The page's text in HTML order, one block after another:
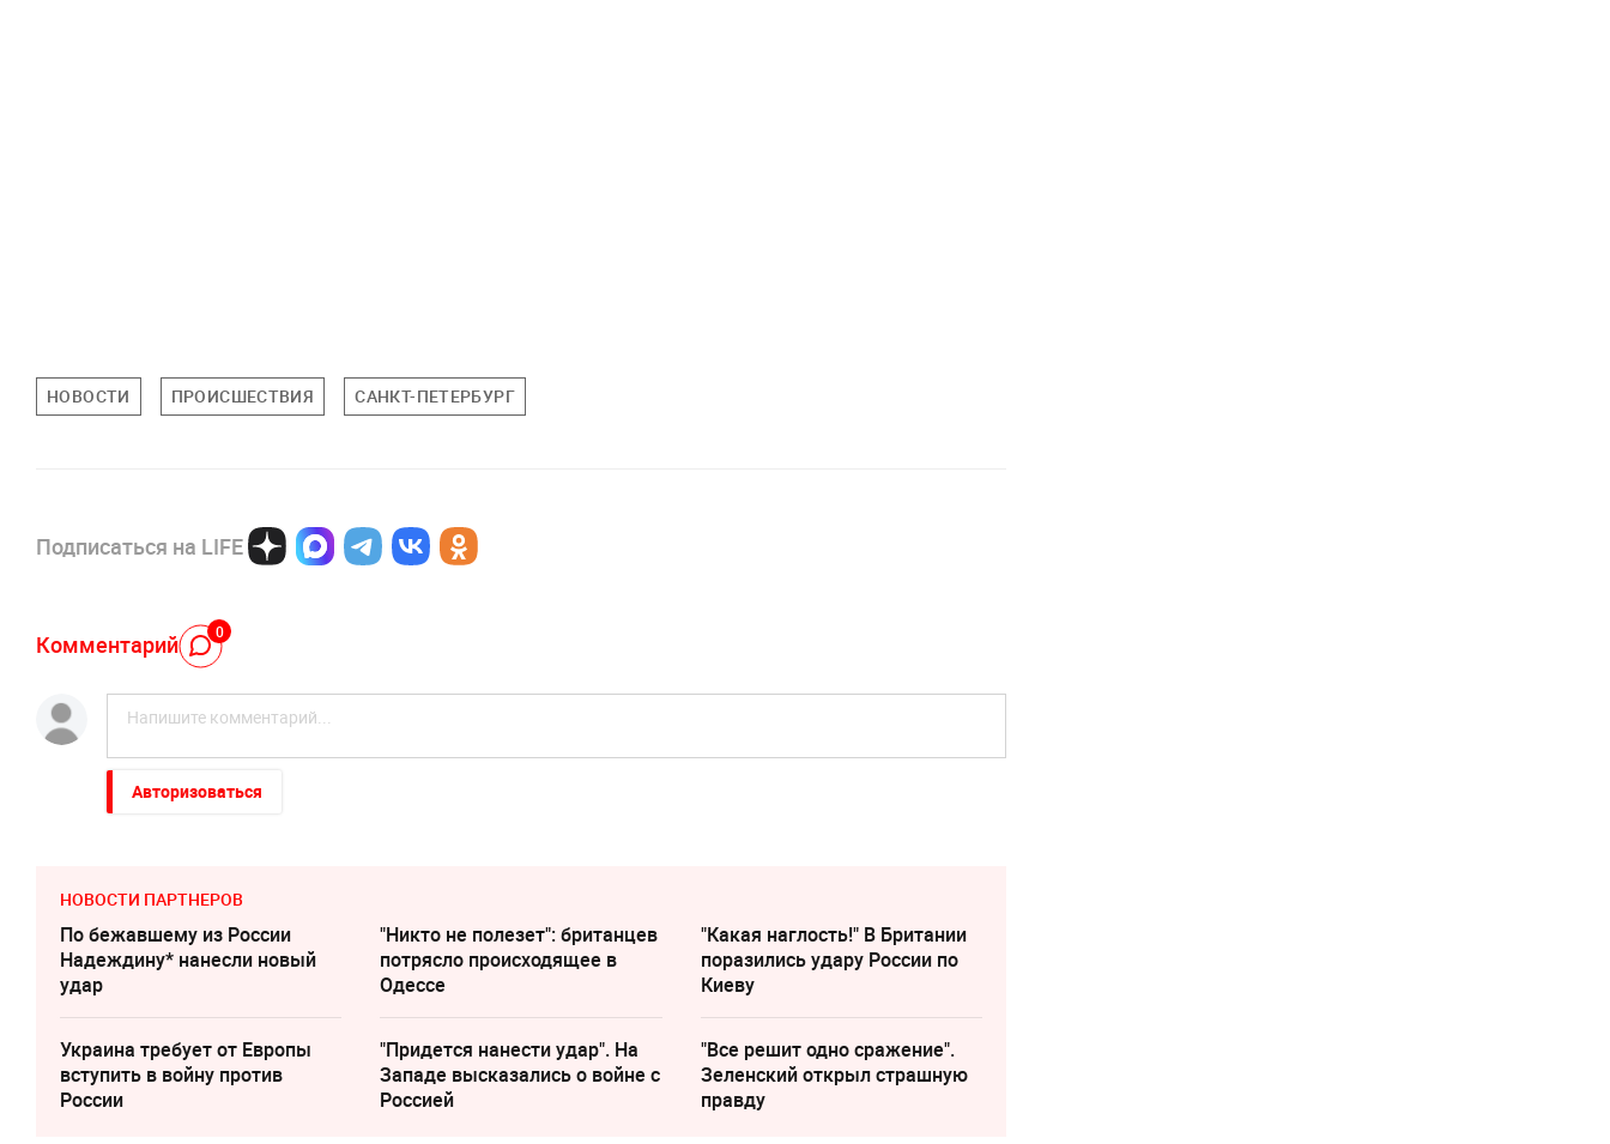
НОВОСТИ ПРОИСШЕСТВИЯ САНКТ-ПЕТЕРБУРГ
Подписаться на LIFE
Комментарий 0
Авторизоваться
НОВОСТИ ПАРТНЕРОВ
По бежавшему из России
Надеждину* нанесли новый
удар
"Никто не полезет": британцев
потрясло происходящее в
Одессе
"Какая наглость!" В Британии
поразились удару России по
Киеву
Украина требует от Европы
вступить в войну против
России
"Придется нанести удар". На
Западе высказались о войне с
Россией
"Все решит одно сражение".
Зеленский открыл страшную
правду